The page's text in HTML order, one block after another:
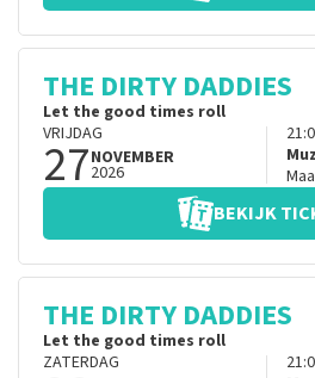
THE DIRTY DADDIES
Let the good times roll
VRIJDAG
27NOVEMBER
2026
BEKIJK
THE DIRTY DADDIES
Let the good times roll
ZATERDAG